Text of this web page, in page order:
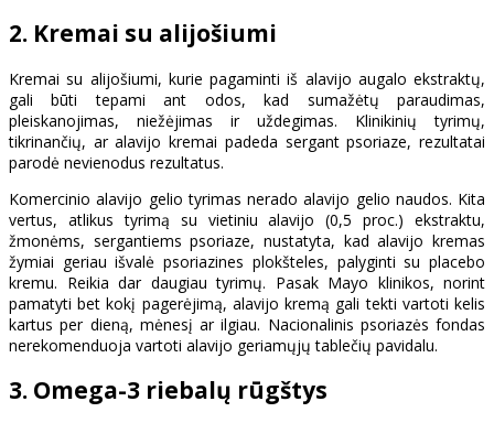
2. Kremai su alijošiumi
Kremai su alijošiumi, kurie pagaminti iš alavijo augalo ekstraktų,
gali būti tepami ant odos, kad sumažėtų paraudimas,
pleiskanojimas, niežėjimas ir uždegimas. Klinikinių tyrimų,
tikrinančių, ar alavijo kremai padeda sergant psoriaze, rezultatai
parodė nevienodus rezultatus.
Komercinio alavijo gelio tyrimas nerado alavijo gelio naudos. Kita
vertus, atlikus tyrimą su vietiniu alavijo (0,5 proc.) ekstraktu,
žmonėms, sergantiems psoriaze, nustatyta, kad alavijo kremas
žymiai geriau išvalė psoriazines plokšteles, palyginti su placebo
kremu. Reikia dar daugiau tyrimų. Pasak Mayo klinikos, norint
pamatyti bet kokį pagerėjimą, alavijo kremą gali tekti vartoti kelis
kartus per dieną, mėnesį ar ilgiau. Nacionalinis psoriazės fondas
nerekomenduoja vartoti alavijo geriamųjų tablečių pavidalu.
3. Omega-3 riebalų rūgštys